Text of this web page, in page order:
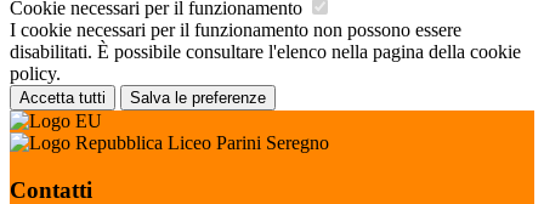
Cookie necessari per il funzionamento
I cookie necessari per il funzionamento non possono essere
disabilitati. È possibile consultare l'elenco nella pagina della cookie
policy.
Accetta tutti Salva le preferenze
Liceo Parini Seregno
Contatti